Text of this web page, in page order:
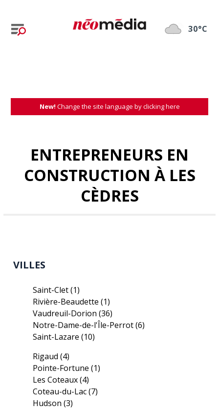
30°C
New! Change the site language by clicking here
ENTREPRENEURS EN
CONSTRUCTION À LES
CÈDRES
VILLES
Saint-Clet(1)
Rivière-Beaudette(1)
Vaudreuil-Dorion(36)
Notre-Dame-de-l'Île-Perrot(6)
Saint-Lazare(10)
Rigaud(4)
Pointe-Fortune(1)
Les Coteaux(4)
Coteau-du-Lac(7)
Hudson(3)